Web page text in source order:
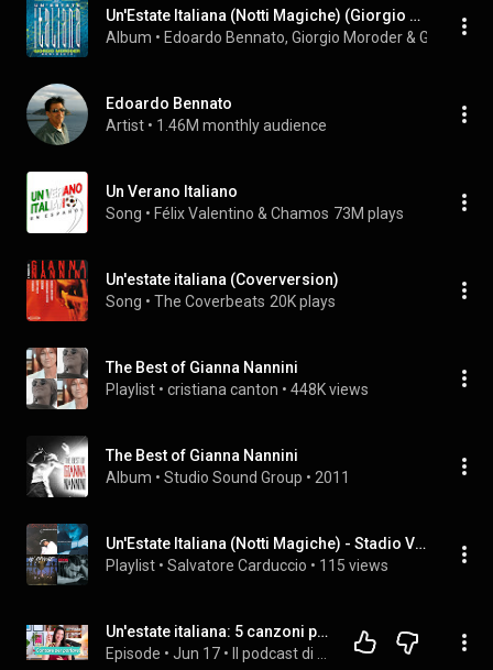
Un'Estate Italiana (Notti Magiche) (Giorgio Moroder Remix 2014)
Album • Edoardo Bennato, Giorgio Moroder & Gianna
Edoardo Bennato
Artist • 1.46M monthly audience
Un Verano Italiano
Song • Félix Valentino & Chamos 73M plays
Un'estate italiana (Coverversion)
Song • The Coverbeats 20K plays
The Best of Gianna Nannini
Playlist • cristiana canton • 448K views
The Best of Gianna Nannini
Album • Studio Sound Group • 2011
Un'Estate Italiana (Notti Magiche) - Stadio Version
Playlist • Salvatore Carduccio • 115 views
Un'estate italiana: 5 canzoni per imparare l'italiano! (Podcast 207)
Episode • Jun 17 •